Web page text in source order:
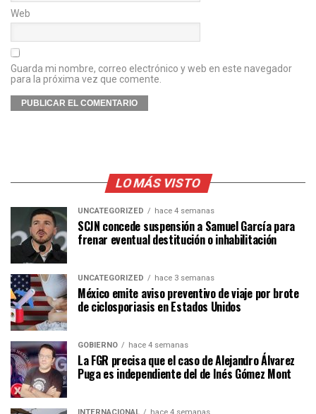
Web
Guarda mi nombre, correo electrónico y web en este navegador
para la próxima vez que comente.
LO MÁS VISTO
UNCATEGORIZED hace 4 semanas
SCJN concede suspensión a Samuel García para
frenar eventual destitución o inhabilitación
UNCATEGORIZED hace 3 semanas
México emite aviso preventivo de viaje por brote
de ciclosporiasis en Estados Unidos
GOBIERNO hace 4 semanas
La FGR precisa que el caso de Alejandro Álvarez
Puga es independiente del de Inés Gómez Mont
INTERNACIONAL hace 4 semanas